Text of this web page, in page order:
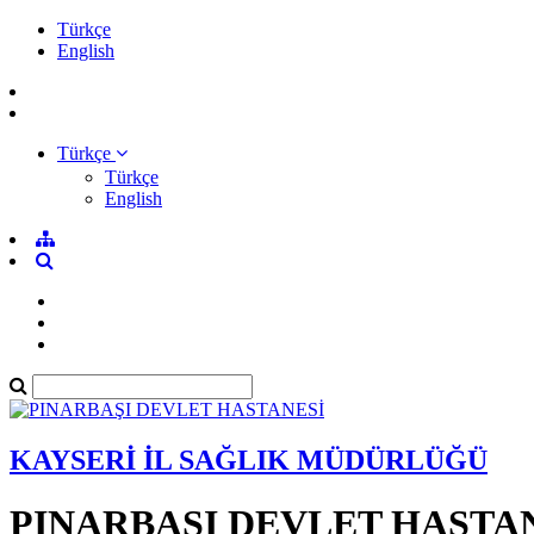
Türkçe
English
Türkçe
Türkçe
English
KAYSERİ İL SAĞLIK MÜDÜRLÜĞÜ
PINARBAŞI DEVLET